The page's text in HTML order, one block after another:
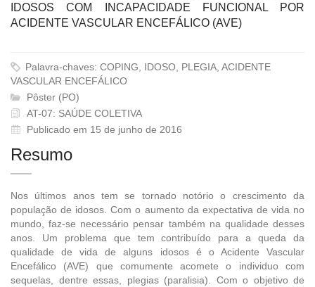
IDOSOS COM INCAPACIDADE FUNCIONAL POR
ACIDENTE VASCULAR ENCEFÁLICO (AVE)
Palavra-chaves: COPING, IDOSO, PLEGIA, ACIDENTE
VASCULAR ENCEFÁLICO
Pôster (PO)
AT-07: SAÚDE COLETIVA
Publicado em 15 de junho de 2016
Resumo
Nos últimos anos tem se tornado notório o crescimento da
população de idosos. Com o aumento da expectativa de vida no
mundo, faz-se necessário pensar também na qualidade desses
anos. Um problema que tem contribuído para a queda da
qualidade de vida de alguns idosos é o Acidente Vascular
Encefálico (AVE) que comumente acomete o individuo com
sequelas, dentre essas, plegias (paralisia). Com o objetivo de